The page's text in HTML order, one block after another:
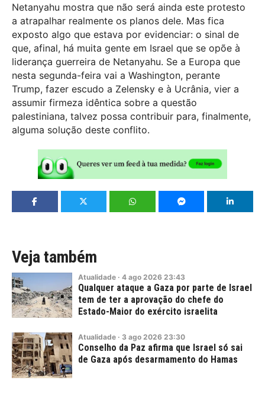
Netanyahu mostra que não será ainda este protesto
a atrapalhar realmente os planos dele. Mas fica
exposto algo que estava por evidenciar: o sinal de
que, afinal, há muita gente em Israel que se opõe à
liderança guerreira de Netanyahu. Se a Europa que
nesta segunda-feira vai a Washington, perante
Trump, fazer escudo a Zelensky e à Ucrânia, vier a
assumir firmeza idêntica sobre a questão
palestiniana, talvez possa contribuir para, finalmente,
alguma solução deste conflito.
Veja também
Atualidade · 4 ago 2026 23:43
Qualquer ataque a Gaza por parte de Israel
tem de ter a aprovação do chefe do
Estado-Maior do exército israelita
Atualidade · 3 ago 2026 23:30
Conselho da Paz afirma que Israel só sai
de Gaza após desarmamento do Hamas